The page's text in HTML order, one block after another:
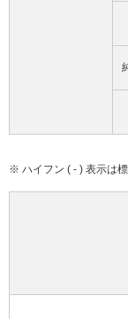
※ ハイフン ( - ) 表示は